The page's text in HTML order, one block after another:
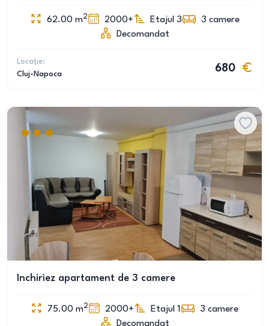
62.00 m2 2000+ Etajul 3 3 camere
Decomandat
Locație:
Cluj-Napoca
680
Inchiriez apartament de 3 camere
75.00 m2 2000+ Etajul 1 3 camere
Decomandat